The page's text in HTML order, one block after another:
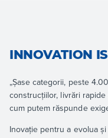
INNOVATION
„Șase categorii, peste
construcțiilor, livrări
cum putem răspunde
Inovație pentru a evolua